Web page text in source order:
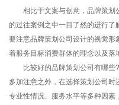
相比于文案与创意，品牌策划
的过往案例之中一目了然的进行
要注意品牌策划公司设计的视觉
着服务目标消费群体的理念以及落
比较好的品牌策划公司有哪些?
多加注意之外，在选择策划公司
专业性情况、服务水平等多种因素